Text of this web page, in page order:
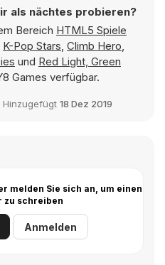
als nächtes probieren?
Bereich HTML5 Spiele
K-Pop Stars, Climb Hero,
und Red Light, Green
Games verfügbar.
Hinzugefügt 18 Dez 2019
melden Sie sich an, um einen
zu schreiben
Anmelden